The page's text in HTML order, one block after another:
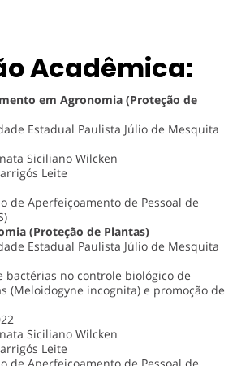
Acadêmica:
em Agronomia (Proteção de
Estadual Paulista Júlio de Mesquita
Siciliano Wilcken
Leite
de Aperfeiçoamento de Pessoal de
(Proteção de Plantas)
Estadual Paulista Júlio de Mesquita
bactérias no controle biológico de
(Meloidogyne incognita) e promoção de
Siciliano Wilcken
Leite